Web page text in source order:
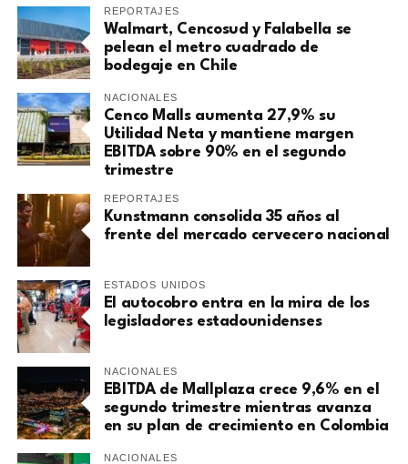
REPORTAJES
Walmart, Cencosud y Falabella se
pelean el metro cuadrado de
bodegaje en Chile
NACIONALES
Cenco Malls aumenta 27,9% su
Utilidad Neta y mantiene margen
EBITDA sobre 90% en el segundo
trimestre
REPORTAJES
Kunstmann consolida 35 años al
frente del mercado cervecero nacional
ESTADOS UNIDOS
El autocobro entra en la mira de los
legisladores estadounidenses
NACIONALES
EBITDA de Mallplaza crece 9,6% en el
segundo trimestre mientras avanza
en su plan de crecimiento en Colombia
NACIONALES